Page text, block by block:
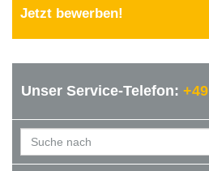
Jetzt bewerben!
Unser Service-Telefon: